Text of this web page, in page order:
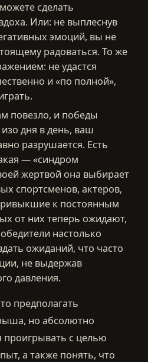
сделать
Или: не выплеснув
эмоций, вы не
радоваться. То же
не удастся
и «по полной»,
повезло, и победы
дня в день, ваш
разрушается. Есть
— «синдром
жертвой она выбирает
спортсменов, актеров,
к постоянным
от них теперь ожидают,
настолько
ожиданий, что часто
не выдержав
давления.
предполагать
но абсолютно
проигрывать с целью
а также понять, что